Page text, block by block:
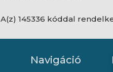
A(z) 145336 kóddal
Navigáció